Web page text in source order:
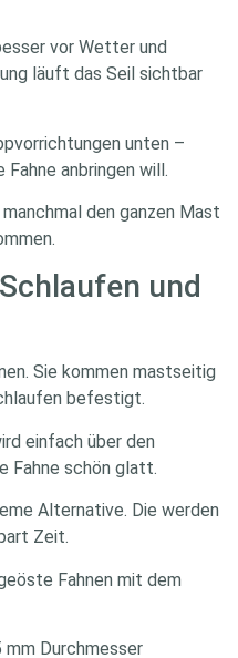
vor Wetter und
läuft das Seil sichtbar
unten –
anbringen will.
den ganzen Mast
und
Sie kommen mastseitig
befestigt.
einfach über den
Fahne schön glatt.
Alternative. Die werden
Zeit.
Fahnen mit dem
Durchmesser